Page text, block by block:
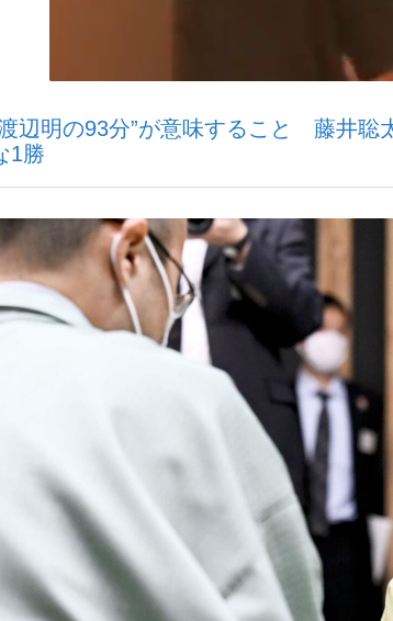
因分析は一切聞かれなかった」侍ジャパン選手が証言し
標達成できなかったからと言って…」サッカー日本代表
グの誕生を、目撃せよ。
辺明の93分”が意味すること 藤井聡
1勝